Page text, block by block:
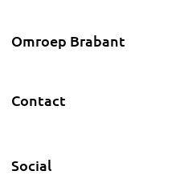
Omroep Brabant
Contact
Social